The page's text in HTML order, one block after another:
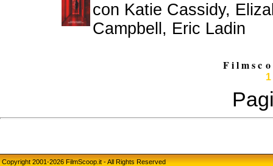
con Katie Cassidy,
Campbell, Eric Ladin
F i l m s c o
1
Copyright 2001-2026 FilmScoop.it - All Rights Reserved